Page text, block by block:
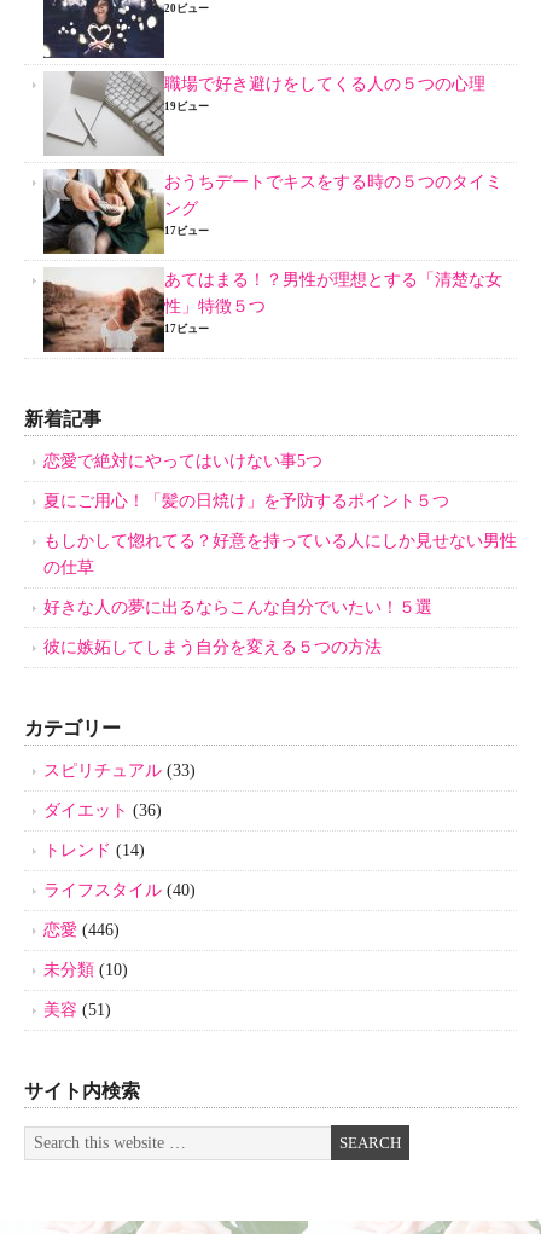
20ビュー
職場で好き避けをしてくる人の５つの心理
19ビュー
おうちデートでキスをする時の５つのタイミ
ング
17ビュー
あてはまる！？男性が理想とする「清楚な女
性」特徴５つ
17ビュー
新着記事
恋愛で絶対にやってはいけない事5つ
夏にご用心！「髪の日焼け」を予防するポイント５つ
もしかして惚れてる？好意を持っている人にしか見せない男性
の仕草
好きな人の夢に出るならこんな自分でいたい！５選
彼に嫉妬してしまう自分を変える５つの方法
カテゴリー
スピリチュアル (33)
ダイエット (36)
トレンド (14)
ライフスタイル (40)
恋愛 (446)
未分類 (10)
美容 (51)
サイト内検索